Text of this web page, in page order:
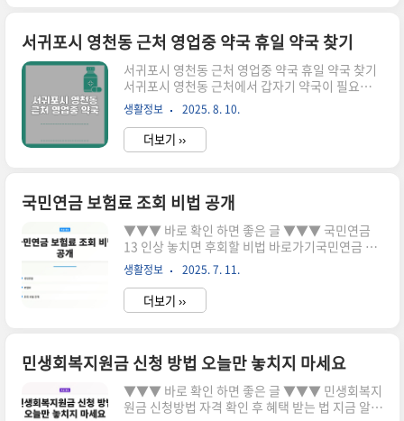
시 유용한 팁도 함께 제공하겠습니다. 내근처 운영
중인 약국 찾기 24시 약국, 병원 바로 찾기 대한약
사회 ‘휴일지킴이약국’ 웹사이트제목의 서울 중구
여권 발급 장소 서울 중구 여권 발급 장소 내근처 운
영중인 약국 찾기 24시 약국, 병원 바로 찾기 지금
여권 발급 준비물 확인하기 E-gen 응급의료 정보
앱 24..
서귀포시 영천동 근처 영업중 약국 휴일 약국 찾기
서귀포시 영천동 근처 영업중 약국 휴일 약국 찾기
서귀포시 영천동 근처에서 갑자기 약국이 필요할
때 당황스러운 경험을 하셨다면 공감하실 겁니다.
특히 심야나 공휴일에는 더욱더 찾기 힘든 것이 약
국입니다. 이 글에서는 서귀포시 영천동에서 24시
간 운영 중인 약국을 찾는 방법을 소개하고, 약국을
다. 내근처 운영중인 약국 찾기 24시 약국, 병원 바
로 찾기 대한약사회 ‘휴일지킴이약국’ 웹사이트 활
용하기 대한약사회가 제공하는 ‘휴일지킴이약국’
웹사이트는 서귀포시 영천동 근처에서 연중무휴로
운영 중인 약국을 찾는 데 매우 유용합니다. 웹사이
트에 접속해 지역 정보를 입력하면 주말이나 심야
에 운영 중인 약국 리스트를 쉽게..
생활정보 2025. 8. 10.
더보기 ››
국민연금 보험료 조회 비법 공개
▼▼▼ 바로 확인 하면 좋은 글 ▼▼▼ 국민연금
13 인상 놓치면 후회할 비법 바로가기국민연금 상
한액 2025년 변화 꿀팁 바로가기국민연금 13 인상
가입자 부담 원칙과 국고 지원 비교해보세요 바로
가기국민연금 보험료 조회, 놓치지 마세요! 여러분
은 국민연금 보험료가 과오납된 적이 있나요? 이런
료 조회의 중요성 국민연금은 한국에서 노후 생활
을 위한 중요한 재원으로, 많은 사람들이 매달 보험
료를 납부하고 있습니다. 하지만 이 과정에서 과오
납이 발생할 수 있습니다. 이 글을 통해 국민연금 보
생활정보 2025. 7. 11.
더보기 ››
민생회복지원금 신청 방법 오늘만 놓치지 마세요
▼▼▼ 바로 확인 하면 좋은 글 ▼▼▼ 민생회복지
원금 신청방법 자격 확인 후 혜택 받는 법 지금 알아